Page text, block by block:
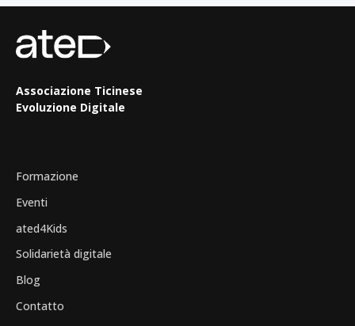
Associazione Ticinese
Evoluzione Digitale
Formazione
Eventi
ated4Kids
Solidarietà digitale
Blog
Contatto